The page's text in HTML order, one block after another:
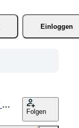
Einloggen
Westend61 GmbH Stephan Bock
Folgen